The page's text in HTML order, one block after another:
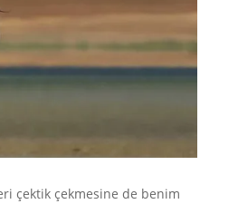
çektik çekmesine de benim